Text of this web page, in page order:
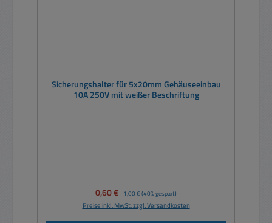
Sicherungshalter für 5x20mm Gehäuseeinbau
10A 250V mit weißer Beschriftung
Verkaufspreis:
0,60 € Regulärer Preis:
1,00 € (40% gespart)
Preise inkl. MwSt. zzgl. Versandkosten